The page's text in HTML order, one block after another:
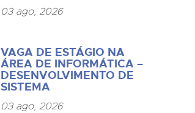
03 ago, 2026
VAGA DE ESTÁGIO NA
ÁREA DE INFORMÁTICA –
DESENVOLVIMENTO DE
SISTEMA
03 ago, 2026